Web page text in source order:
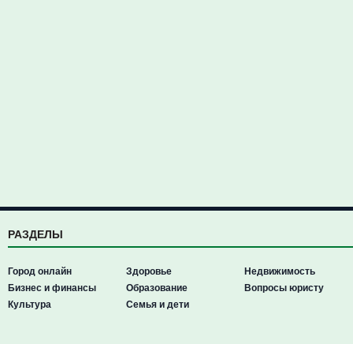
РАЗДЕЛЫ
Город онлайн
Бизнес и финансы
Культура
Здоровье
Образование
Семья и дети
Недвижимость
Вопросы юристу